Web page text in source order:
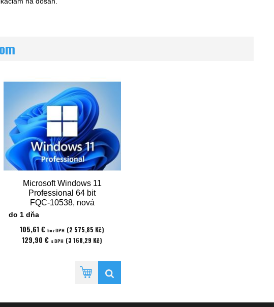
Microsoft Windows 11
Professional 64 bit
FQC-10538, nová
do 1 dňa
105,61 €bez DPH (2 575,85 Kč)
129,90 € s DPH (3 168,29 Kč)